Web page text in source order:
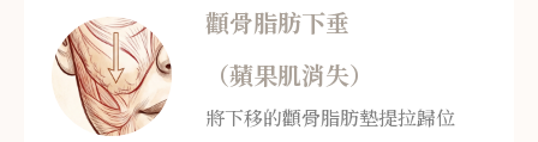
顴骨脂肪下垂
（蘋果肌消失）
將下移的顴骨脂肪墊提拉歸位